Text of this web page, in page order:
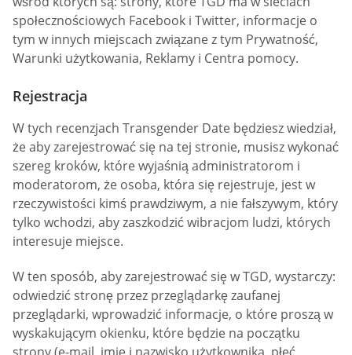
społecznościowych Facebook i Twitter, informacje o
tym w innych miejscach związane z tym Prywatność,
Warunki użytkowania, Reklamy i Centra pomocy.
Rejestracja
W tych recenzjach Transgender Date będziesz wiedział,
że aby zarejestrować się na tej stronie, musisz wykonać
szereg kroków, które wyjaśnią administratorom i
moderatorom, że osoba, która się rejestruje, jest w
rzeczywistości kimś prawdziwym, a nie fałszywym, który
tylko wchodzi, aby zaszkodzić wibracjom ludzi, których
interesuje miejsce.
W ten sposób, aby zarejestrować się w TGD, wystarczy:
odwiedzić stronę przez przeglądarkę zaufanej
przeglądarki, wprowadzić informacje, o które proszą w
wyskakującym okienku, które będzie na początku